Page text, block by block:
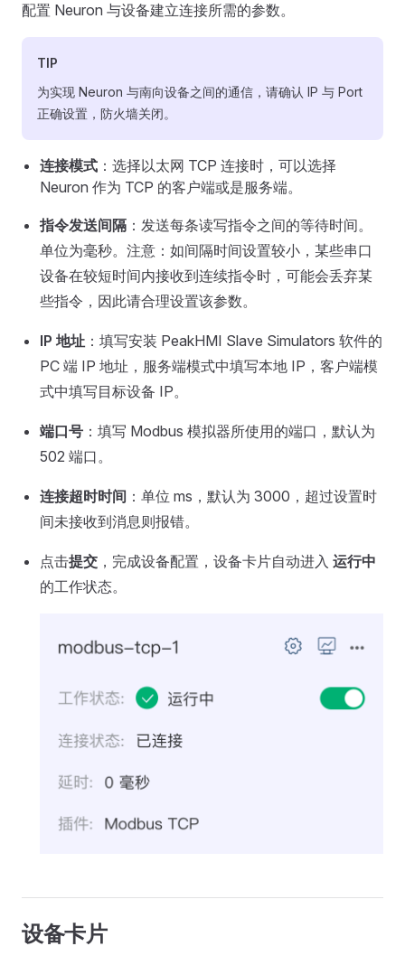
配置 Neuron 与设备建立连接所需的参数。
TIP
为实现 Neuron 与南向设备之间的通信，请确认 IP 与 Port
正确设置，防火墙关闭。
连接模式 ：选择以太网 TCP 连接时，可以选择
Neuron 作为 TCP 的客户端或是服务端。
指令发送间隔 ：发送每条读写指令之间的等待时间。
单位为毫秒。注意：如间隔时间设置较小，某些串口
设备在较短时间内接收到连续指令时，可能会丢弃某
些指令，因此请合理设置该参数。
IP 地址 ：填写安装 PeakHMI Slave Simulators 软件的
PC 端 IP 地址，服务端模式中填写本地 IP，客户端模
式中填写目标设备 IP。
端口号 ：填写 Modbus 模拟器所使用的端口，默认为
502 端口。
连接超时时间 ：单位 ms，默认为 3000，超过设置时
间未接收到消息则报错。
点击提交 ，完成设备配置，设备卡片自动进入 运行中
的工作状态。
设备卡片